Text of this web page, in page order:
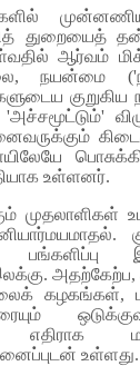
துறையைத் தன்
ஆர்வம்
நயன்மை
உள்ளனர்.
முதலாளிகள்
அதற்கேற்ப,
கழகங்கள்,
எதிராக
உள்ளது.